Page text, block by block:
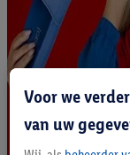
Voor we
van uw